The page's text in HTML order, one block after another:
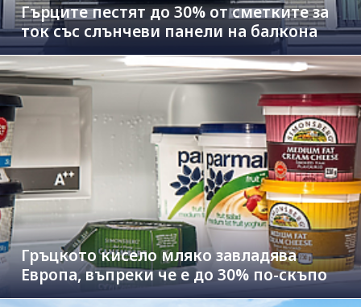
Гърците пестят до 30% от сметките за
ток със слънчеви панели на балкона
Гръцкото кисело мляко завладява
Европа, въпреки че е до 30% по-скъпо